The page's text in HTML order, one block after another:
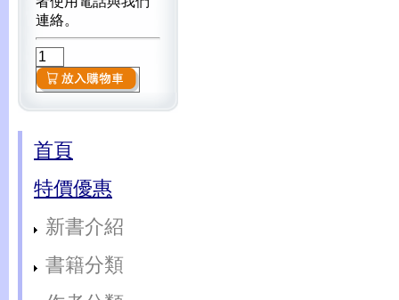
連絡。
首頁
特價優惠
新書介紹
書籍分類